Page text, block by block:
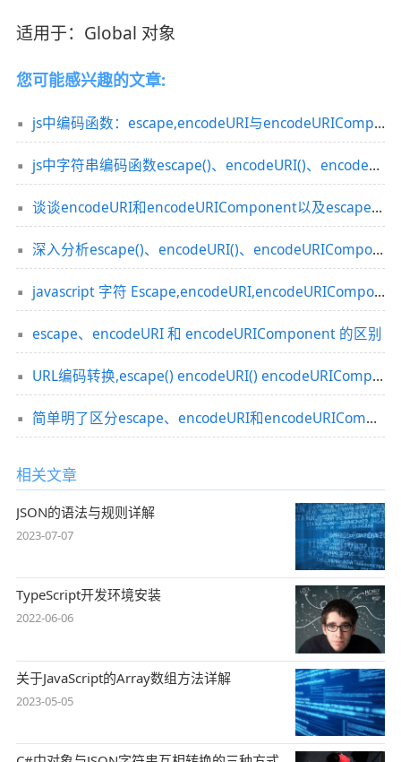
适用于：Global 对象
您可能感兴趣的文章:
js中编码函数：escape,encodeURI与encodeURIComponent详解
js中字符串编码函数escape()、encodeURI()、encodeURIComponent()区别详解
谈谈encodeURI和encodeURIComponent以及escape的区别与应用
深入分析escape()、encodeURI()、encodeURIComponent()的区别及示例
javascript 字符 Escape,encodeURI,encodeURIComponent
escape、encodeURI 和 encodeURIComponent 的区别
URL编码转换,escape() encodeURI() encodeURIComponent()
简单明了区分escape、encodeURI和encodeURIComponent
相关文章
JSON的语法与规则详解
2023-07-07
TypeScript开发环境安装
2022-06-06
关于JavaScript的Array数组方法详解
2023-05-05